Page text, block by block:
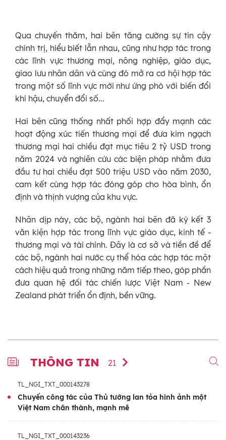
Qua chuyến thăm, hai bên tăng cường sự tin cậy
chính trị, hiểu biết lẫn nhau, cũng như hợp tác trong
các lĩnh vực thương mại, nông nghiệp, giáo dục,
giao lưu nhân dân và cùng đó mở ra cơ hội hợp tác
trong một số lĩnh vực mới như ứng phó với biến đổi
khí hậu, chuyển đổi số...
Hai bên cũng thống nhất phối hợp đẩy mạnh các
hoạt động xúc tiến thương mại để đưa kim ngạch
thương mại hai chiều đạt mục tiêu 2 tỷ USD trong
năm 2024 và nghiên cứu các biện pháp nhằm đưa
đầu tư hai chiều đạt 500 triệu USD vào năm 2030,
cam kết cùng hợp tác đóng góp cho hòa bình, ổn
định và thịnh vượng của khu vực.
Nhân dịp này, các bộ, ngành hai bên đã ký kết 3
văn kiện hợp tác trong lĩnh vực giáo dục, kinh tế -
thương mại và tài chính. Đây là cơ sở và tiền đề để
các bộ, ngành hai nước cụ thể hóa các hợp tác một
cách hiệu quả trong những năm tiếp theo, góp phần
đưa quan hệ đối tác chiến lược Việt Nam - New
Zealand phát triển ổn định, bền vững.
THÔNG TIN 21
TL_NGI_TXT_000143278
Chuyến công tác của Thủ tướng lan tỏa hình ảnh một
Việt Nam chân thành, mạnh mẽ
TL_NGI_TXT_000143236